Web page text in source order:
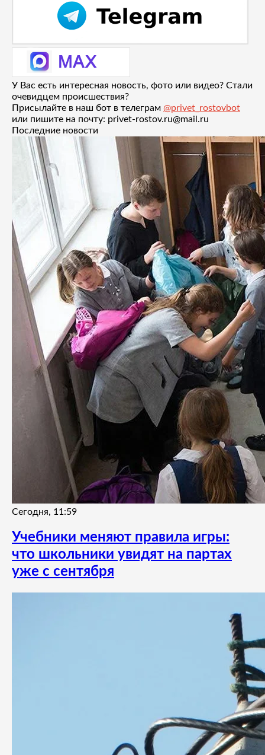
У Вас есть интересная новость, фото или видео? Стали
очевидцем происшествия?
Присылайте в наш бот в телеграм @privet_rostovbot
или пишите на почту: privet-rostov.ru@mail.ru
Последние новости
Сегодня, 11:59
Учебники меняют правила игры:
что школьники увидят на партах
уже с сентября